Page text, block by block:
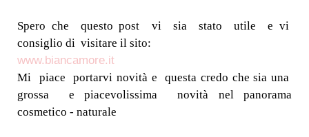
Spero che questo post vi sia stato utile e vi
consiglio di visitare il sito:
www.biancamore.it
Mi piace portarvi novità e questa credo che sia una
grossa e piacevolissima novità nel panorama
cosmetico - naturale